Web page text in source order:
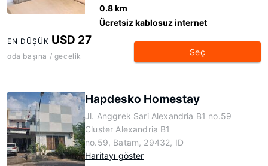
0.8 km
Ücretsiz kablosuz internet
EN DÜŞÜK USD 27
oda başına / gecelik Seç
Hapdesko Homestay
Jl. Anggrek Sari Alexandria B1 no.59
Cluster Alexandria B1
no.59, Batam, 29432, ID
Haritayı göster